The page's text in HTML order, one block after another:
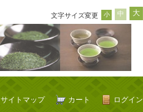
文字サイズ変更 小 中 大
ログイン
カート
サイトマップ